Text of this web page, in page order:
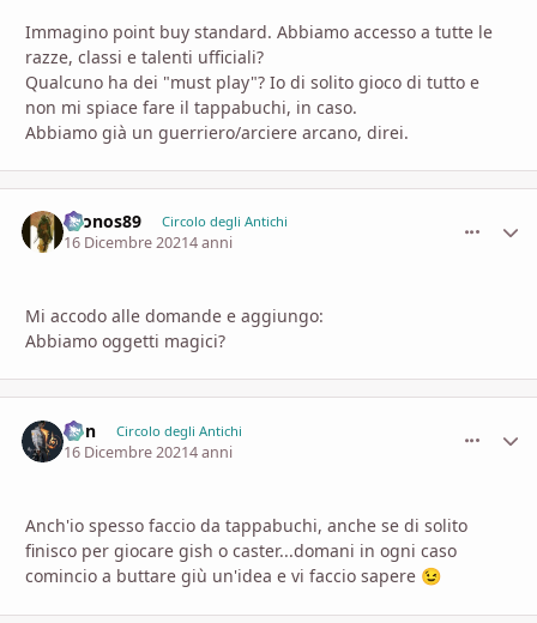
Immagino point buy standard. Abbiamo accesso a tutte le
razze, classi e talenti ufficiali?
Qualcuno ha dei "must play"? Io di solito gioco di tutto e
non mi spiace fare il tappabuchi, in caso.
Abbiamo già un guerriero/arciere arcano, direi.
Cronos89 Circolo degli Antichi
16 Dicembre 20214 anni
Mi accodo alle domande e aggiungo:
Abbiamo oggetti magici?
Von Circolo degli Antichi
16 Dicembre 20214 anni
Anch'io spesso faccio da tappabuchi, anche se di solito
finisco per giocare gish o caster...domani in ogni caso
comincio a buttare giù un'idea e vi faccio sapere 😉